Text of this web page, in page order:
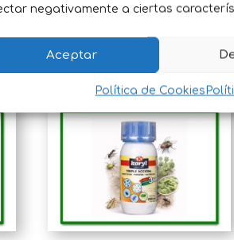
negativamente a ciertas
Aceptar
Política de Cookies
0,2%